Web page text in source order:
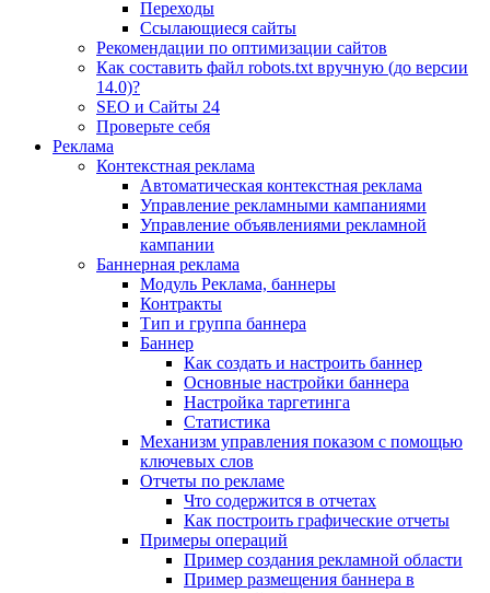
Переходы
Ссылающиеся сайты
Рекомендации по оптимизации сайтов
Как составить файл robots.txt вручную (до версии
14.0)?
SEO и Сайты 24
Проверьте себя
Реклама
Контекстная реклама
Автоматическая контекстная реклама
Управление рекламными кампаниями
Управление объявлениями рекламной
кампании
Баннерная реклама
Модуль Реклама, баннеры
Контракты
Тип и группа баннера
Баннер
Как создать и настроить баннер
Основные настройки баннера
Настройка таргетинга
Статистика
Механизм управления показом с помощью
ключевых слов
Отчеты по рекламе
Что содержится в отчетах
Как построить графические отчеты
Примеры операций
Пример создания рекламной области
Пример размещения баннера в